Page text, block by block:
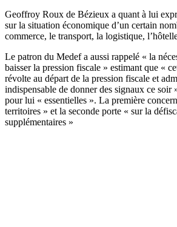
Geoffroy Roux de Bézieux a quant à lui
sur la situation économique d’un certain
commerce, le transport, la logistique,
Le patron du Medef a aussi rappelé « la
baisser la pression fiscale » estimant que «
révolte au départ de la pression fiscale et
indispensable de donner des signaux ce soir
pour lui « essentielles ». La première
territoires » et la seconde porte « sur la
supplémentaires »